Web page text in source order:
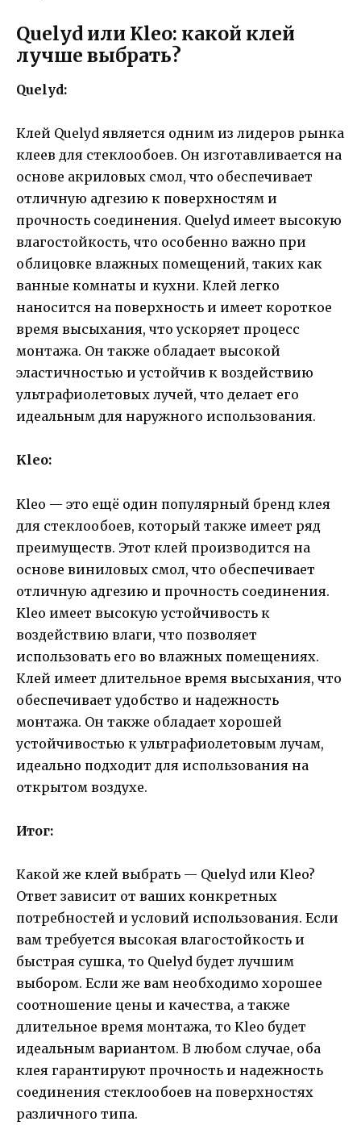
Quelyd или Kleo: какой клей
лучше выбрать?
Quelyd:
Клей Quelyd является одним из лидеров рынка
клеев для стеклообоев. Он изготавливается на
основе акриловых смол, что обеспечивает
отличную адгезию к поверхностям и
прочность соединения. Quelyd имеет высокую
влагостойкость, что особенно важно при
облицовке влажных помещений, таких как
ванные комнаты и кухни. Клей легко
наносится на поверхность и имеет короткое
время высыхания, что ускоряет процесс
монтажа. Он также обладает высокой
эластичностью и устойчив к воздействию
ультрафиолетовых лучей, что делает его
идеальным для наружного использования.
Kleo:
Kleo — это ещё один популярный бренд клея
для стеклообоев, который также имеет ряд
преимуществ. Этот клей производится на
основе виниловых смол, что обеспечивает
отличную адгезию и прочность соединения.
Kleo имеет высокую устойчивость к
воздействию влаги, что позволяет
использовать его во влажных помещениях.
Клей имеет длительное время высыхания, что
обеспечивает удобство и надежность
монтажа. Он также обладает хорошей
устойчивостью к ультрафиолетовым лучам,
идеально подходит для использования на
открытом воздухе.
Итог:
Какой же клей выбрать — Quelyd или Kleo?
Ответ зависит от ваших конкретных
потребностей и условий использования. Если
вам требуется высокая влагостойкость и
быстрая сушка, то Quelyd будет лучшим
выбором. Если же вам необходимо хорошее
соотношение цены и качества, а также
длительное время монтажа, то Kleo будет
идеальным вариантом. В любом случае, оба
клея гарантируют прочность и надежность
соединения стеклообоев на поверхностях
различного типа.